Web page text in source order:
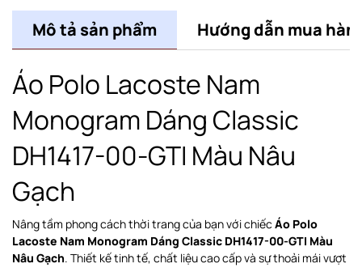
Mô tả sản phẩm Hướng dẫn mua
Áo Polo Lacoste Nam
Monogram Dáng Classic
DH1417-00-GTI Màu Nâu
Gạch
Nâng tầm phong cách thời trang của bạn với chiếc Áo Polo
Lacoste Nam Monogram Dáng Classic DH1417-00-GTI Màu
Nâu Gạch. Thiết kế tinh tế, chất liệu cao cấp và sự thoải mái vượt